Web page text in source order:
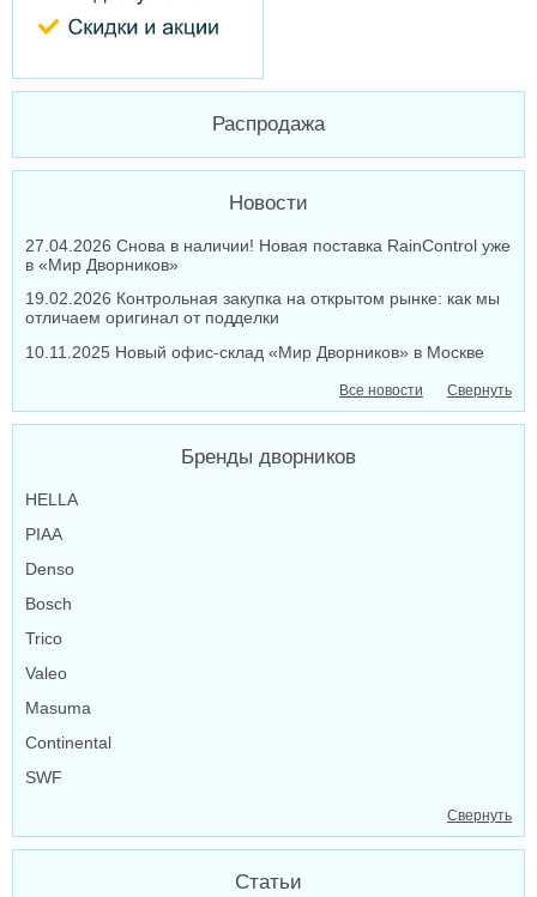
Распродажа
Новости
27.04.2026 Снова в наличии! Новая поставка RainControl уже
в «Мир Дворников»
19.02.2026 Контрольная закупка на открытом рынке: как мы
отличаем оригинал от подделки
10.11.2025 Новый офис-склад «Мир Дворников» в Москве
Свернуть
Все новости
Бренды дворников
HELLA
PIAA
Denso
Bosch
Trico
Valeo
Masuma
Continental
SWF
Свернуть
Статьи